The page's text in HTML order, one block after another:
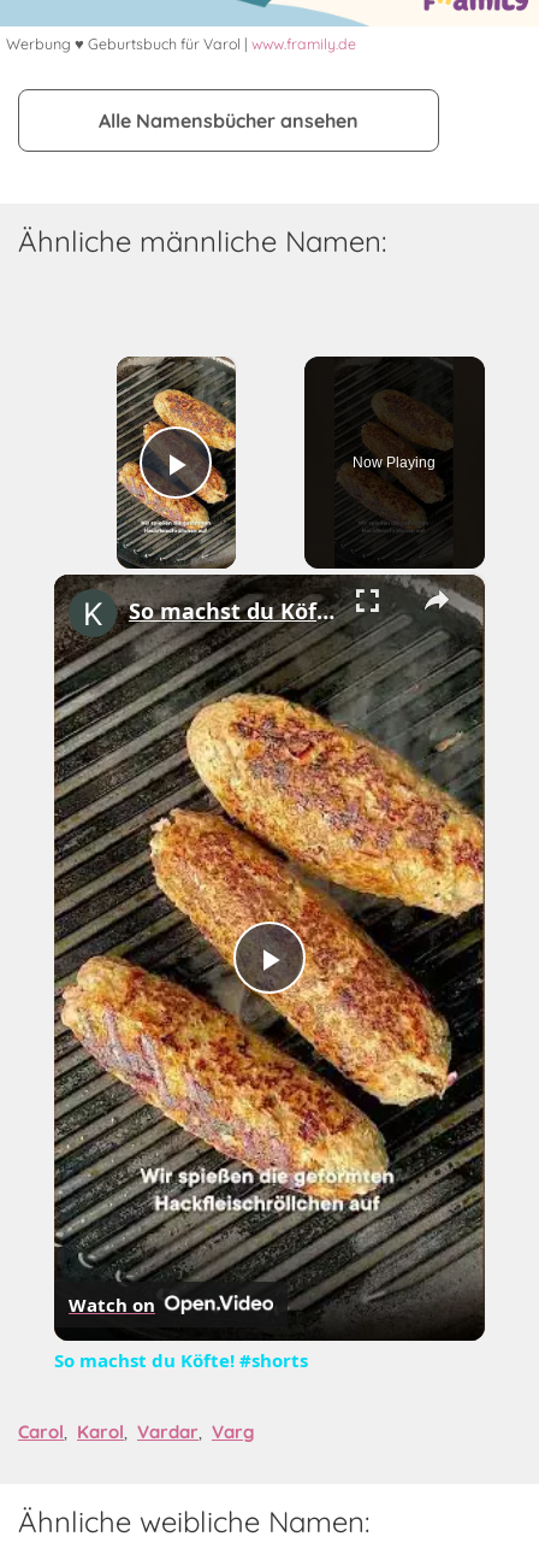
Werbung ♥ Geburtsbuch für Varol | www.framily.de
Alle Namensbücher ansehen
Ähnliche männliche Namen:
×
Play Video
Now Playing
×
Play
Video
So machst du Köfte! #shorts
Watch on
So machst du Köfte! #shorts
Carol, Karol, Vardar, Varg
Ähnliche weibliche Namen: